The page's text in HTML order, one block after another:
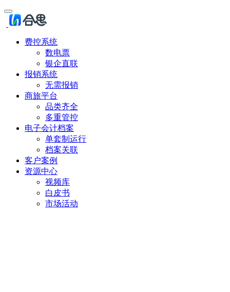
费控系统
数电票
银企直联
报销系统
无需报销
商旅平台
品类齐全
多重管控
电子会计档案
单套制运行
档案关联
客户案例
资源中心
视频库
白皮书
市场活动